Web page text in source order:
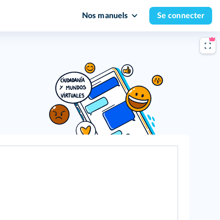
Nos manuels Se connecter